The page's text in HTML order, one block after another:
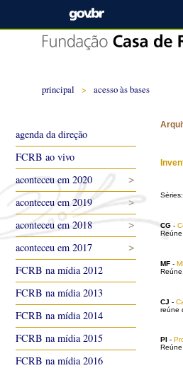
principal > acesso às bases
Séries:
CG -
MF -
CJ -
reúne
PI -
agenda da direção
FCRB ao vivo
aconteceu em 2020
aconteceu em 2019
aconteceu em 2018
aconteceu em 2017
FCRB na mídia 2012
FCRB na mídia 2013
FCRB na mídia 2014
FCRB na mídia 2015
FCRB na mídia 2016